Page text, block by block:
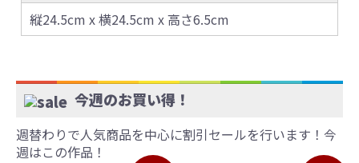
縦24.5cm x 横24.5cm x 高さ6.5cm
今週のお買い得！
週替わりで人気商品を中心に割引セールを行います！今
週はこの作品！